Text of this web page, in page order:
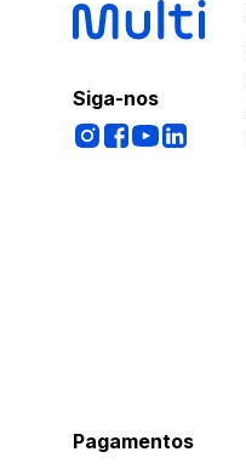
Siga-nos
Pagamentos